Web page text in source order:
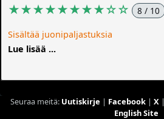
★★★★★★★★☆☆ 8 / 10
Sisältää juonipaljastuksia
Lue lisää ...
Seuraa meitä: Uutiskirje | Facebook| X|
English Site